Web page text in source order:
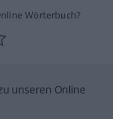
Wörterbuch?
unseren Online